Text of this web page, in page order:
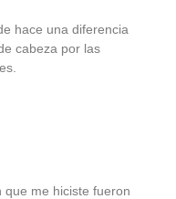
hace una diferencia
cabeza por las
que me hiciste fueron